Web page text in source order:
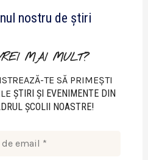
nostru de știri
MAI MULT?
TE SĂ PRIMEȘTI
ŞTIRI ŞI EVENIMENTE DIN
ŞCOLII NOASTRE!